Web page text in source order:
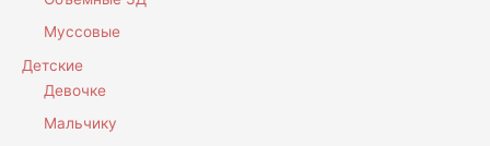
Муссовые
Детские
Девочке
Мальчику